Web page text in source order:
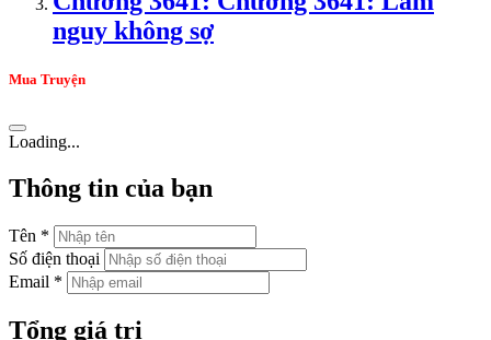
nguy không sợ
Mua Truyện
Loading...
Thông tin của bạn
Tên *
Số điện thoại
Email *
Tổng giá trị